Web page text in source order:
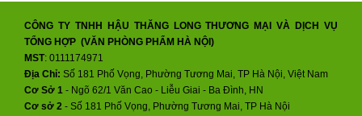
CÔNG TY TNHH HẬU THĂNG LONG THƯƠNG MẠI VÀ DỊCH VỤ
TỔNG HỢP (VĂN PHÒNG PHẨM HÀ NỘI)
MST: 0111174971
Địa Chỉ: Số 181 Phố Vọng, Phường Tương Mai, TP Hà Nội, Việt Nam
Cơ Sở 1 - Ngõ 62/1 Văn Cao - Liễu Giai - Ba Đình, HN
Cơ sở 2 - Số 181 Phố Vọng, Phường Tương Mai, TP Hà Nội